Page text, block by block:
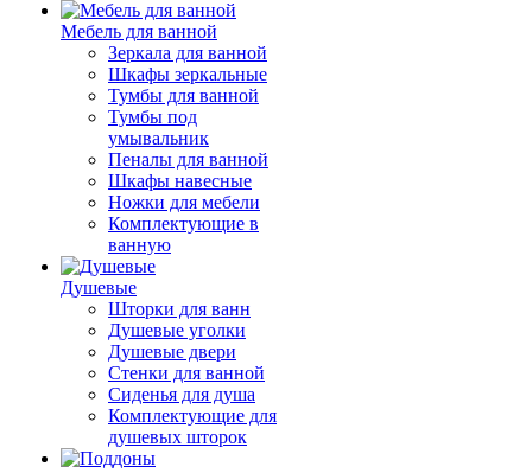
Мебель для ванной
Зеркала для ванной
Шкафы зеркальные
Тумбы для ванной
Тумбы под
умывальник
Пеналы для ванной
Шкафы навесные
Ножки для мебели
Комплектующие в
ванную
Душевые
Шторки для ванн
Душевые уголки
Душевые двери
Стенки для ванной
Сиденья для душа
Комплектующие для
душевых шторок